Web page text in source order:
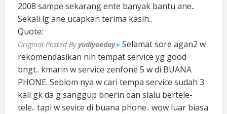
2008 sampe sekarang ente banyak bantu ane..
Sekali lg ane ucapkan terima kasih..
Quote:
Original Posted Byyudiyoeday►Selamat sore agan2 w
rekomendasikan nih tempat service yg good
bngt.. kmarin w service zenfone 5 w di BUANA
PHONE. Seblom nya w cari tempa service sudah 3
kali gk da g sanggup bnerin dan slalu bertele-
tele.. tapi w sevice di buana phone.. wow luar biasa